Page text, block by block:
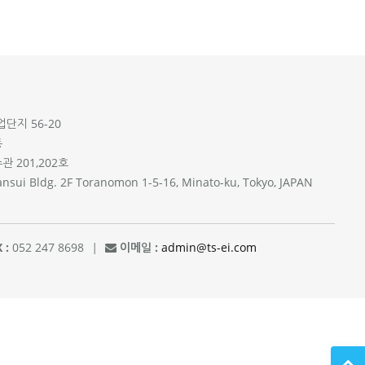
단지 56-20
관 201,202호
Bldg. 2F Toranomon 1-5-16, Minato-ku, Tokyo, JAPAN
: 052 247 8698 | 이메일 : admin@ts-ei.com